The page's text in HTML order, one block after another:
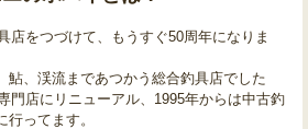
店をつづけて、もうすぐ50周年になりま
鮎、渓流まであつかう総合釣具店でした
門店にリニューアル、1995年からは中古釣
ってます。